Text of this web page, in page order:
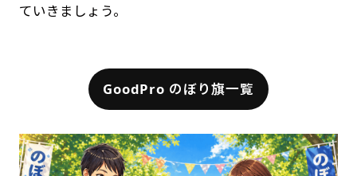
ていきましょう。
GoodPro のぼり旗一覧